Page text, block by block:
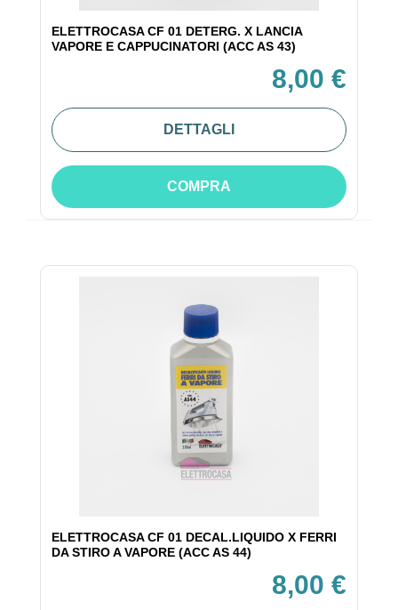
ELETTROCASA CF 01 DETERG. X LANCIA
VAPORE E CAPPUCINATORI (ACC AS 43)
8,00 €
DETTAGLI
COMPRA
ELETTROCASA CF 01 DECAL.LIQUIDO X FERRI
DA STIRO A VAPORE (ACC AS 44)
8,00 €